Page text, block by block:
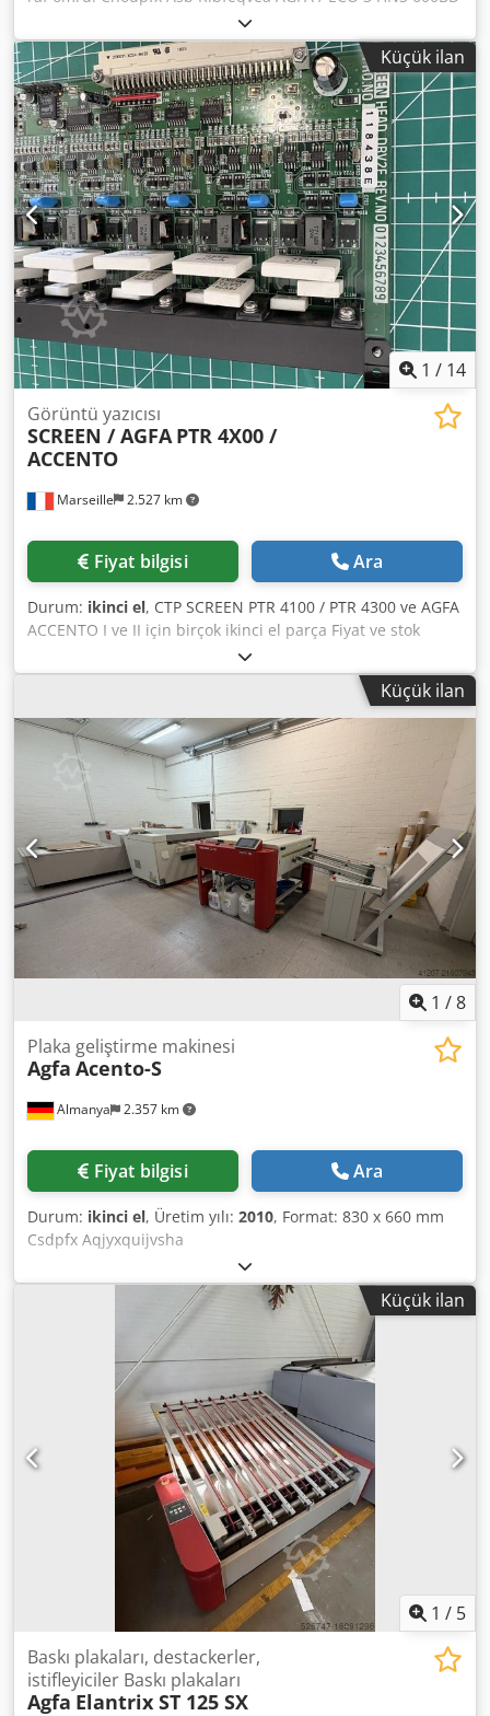
Film 338 mm x 60 m Genişlik: 33,8 cm, Uzunluk: 60 m
Spesifikasyon: 600 BD Kod: 4LGNQ Birçok görüntüleyiciye
uygundur - örn. AccuSet ve Avantra 25 / 30 Kırmızı ışık
lazer diyotu 650 - 670 nm için
Küçük ilan
1 / 14
Marseille 2.527 km
Görüntü yazıcısı
SCREEN / AGFA PTR 4X00 /
ACCENTO
Fiyat bilgisi Ara
Durum: ikinci el, CTP SCREEN PTR 4100 / PTR 4300 ve AGFA
ACCENTO I ve II için birçok ikinci el parça Fiyat ve stok
durumu için bizimle iletişime geçin UPS ile dünya çapında
güvenli gönderim Codpfxjy Tpd So Aqvoha
Küçük ilan
1 /8
Almanya 2.357 km
Plaka geliştirme makinesi
Agfa Acento-S
Fiyat bilgisi Ara
Durum: ikinci el, Üretim yılı: 2010, Format: 830 x 660 mm
Csdpfx Aqjyxquijvsha
Küçük ilan
1 / 5
Baskı plakaları, destackerler,
istifleyiciler Baskı plakaları
Agfa Elantrix ST 125 SX